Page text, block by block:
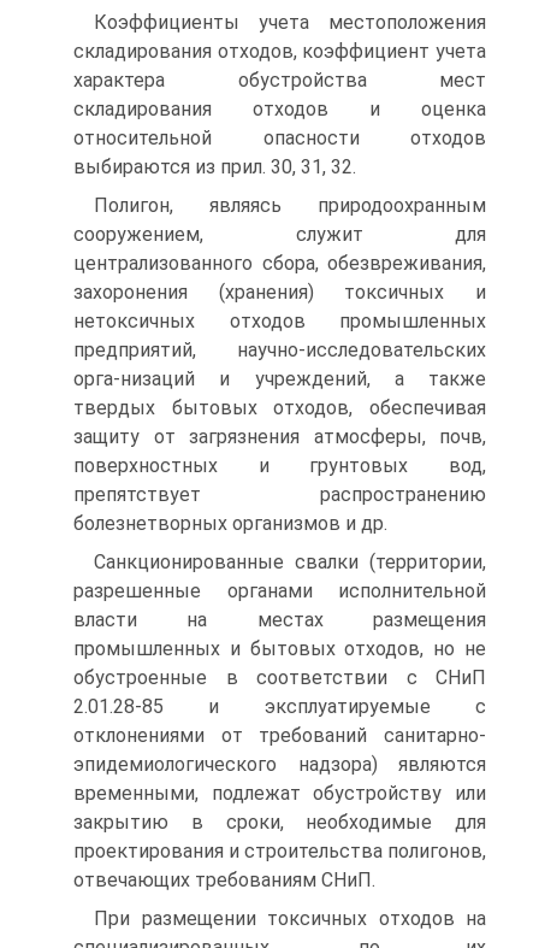
Коэффициенты учета местоположения
складирования отходов, коэффициент учета
характера обустройства мест
складирования отходов и оценка
относительной опасности отходов
выбираются из прил. 30, 31, 32.
Полигон, являясь природоохранным
сооружением, служит для
централизованного сбора, обезвреживания,
захоронения (хранения) токсичных и
нетоксичных отходов промышленных
предприятий, научно-исследовательских
орга-низаций и учреждений, а также
твердых бытовых отходов, обеспечивая
защиту от загрязнения атмосферы, почв,
поверхностных и грунтовых вод,
препятствует распространению
болезнетворных организмов и др.
Санкционированные свалки (территории,
разрешенные органами исполнительной
власти на местах размещения
промышленных и бытовых отходов, но не
обустроенные в соответствии с СНиП
2.01.28-85 и эксплуатируемые с
отклонениями от требований санитарно-
эпидемиологического надзора) являются
временными, подлежат обустройству или
закрытию в сроки, необходимые для
проектирования и строительства полигонов,
отвечающих требованиям СНиП.
При размещении токсичных отходов на